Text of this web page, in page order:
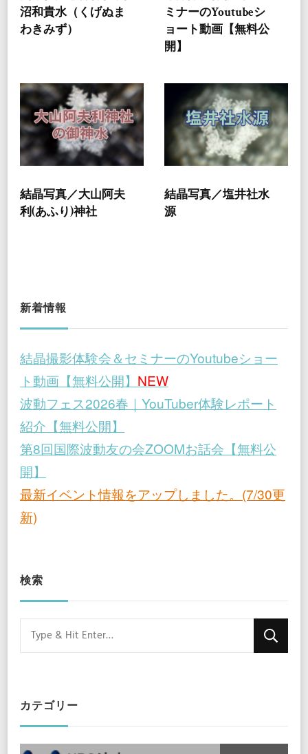
沼和貴水（くげぬま
わきみず）
ミナーのYoutubeシ
ョート動画【無料公
開】
結晶写真／大山阿夫
利(あふり)神社
結晶写真／塩井社水
源
新着情報
結晶撮影体験会＆セミナーのYoutubeショー
ト動画【無料公開】 NEW
波動フェス2026春｜YouTuber体験レポート
紹介【無料公開】
第8回国際波動友の会ZOOMお話会【無料公
開】
最新イベント情報をアップしました。(7/30更
新)
検索
Looking
for
カテゴリー